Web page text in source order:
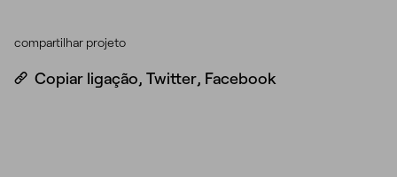
compartilhar projeto
Copiar ligação, Twitter, Facebook